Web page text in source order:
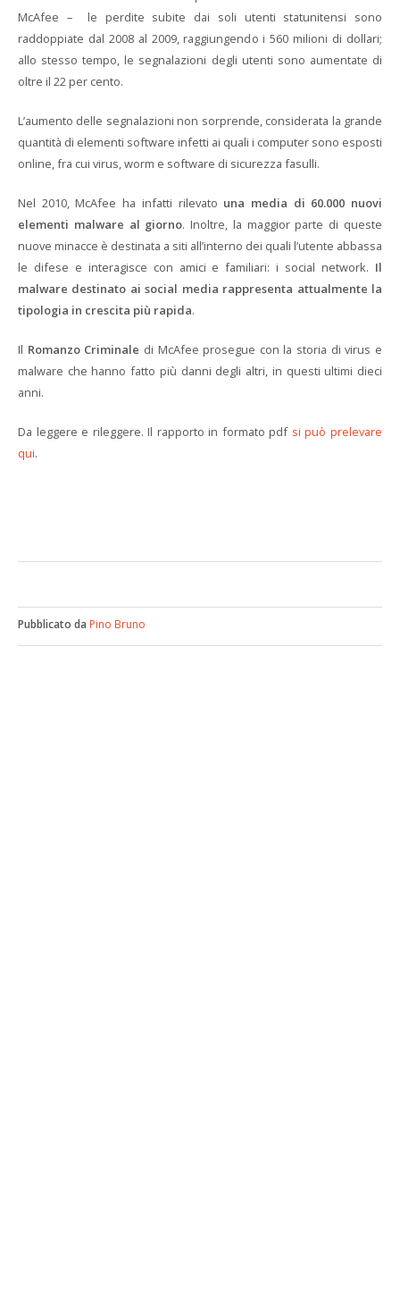
McAfee – le perdite subite dai soli utenti statunitensi sono
raddoppiate dal 2008 al 2009, raggiungendo i 560 milioni di dollari;
allo stesso tempo, le segnalazioni degli utenti sono aumentate di
oltre il 22 per cento.
L’aumento delle segnalazioni non sorprende, considerata la grande
quantità di elementi software infetti ai quali i computer sono esposti
online, fra cui virus, worm e software di sicurezza fasulli.
Nel 2010, McAfee ha infatti rilevato una media di 60.000 nuovi
elementi malware al giorno. Inoltre, la maggior parte di queste
nuove minacce è destinata a siti all’interno dei quali l’utente abbassa
le difese e interagisce con amici e familiari: i social network. Il
malware destinato ai social media rappresenta attualmente la
tipologia in crescita più rapida.
Il Romanzo Criminale di McAfee prosegue con la storia di virus e
malware che hanno fatto più danni degli altri, in questi ultimi dieci
anni.
Da leggere e rileggere. Il rapporto in formato pdf si può prelevare
qui.
Pubblicato da Pino Bruno